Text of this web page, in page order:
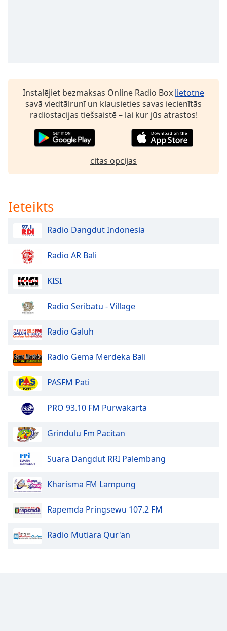
the
window.
Background
Color
Opacity
Font
Style
Family
Done
Dialog
Instalējiet bezmaksas Online Radio Box lietotne
savā viedtālrunī un klausieties savas iecienītās
radiostacijas tiešsaistē – lai kur jūs atrastos!
citas opcijas
Ieteikts
Radio Dangdut Indonesia
Radio AR Bali
KISI
Radio Seribatu - Village
Radio Galuh
Radio Gema Merdeka Bali
PASFM Pati
PRO 93.10 FM Purwakarta
Grindulu Fm Pacitan
Suara Dangdut RRI Palembang
Kharisma FM Lampung
Rapemda Pringsewu 107.2 FM
Radio Mutiara Qur'an